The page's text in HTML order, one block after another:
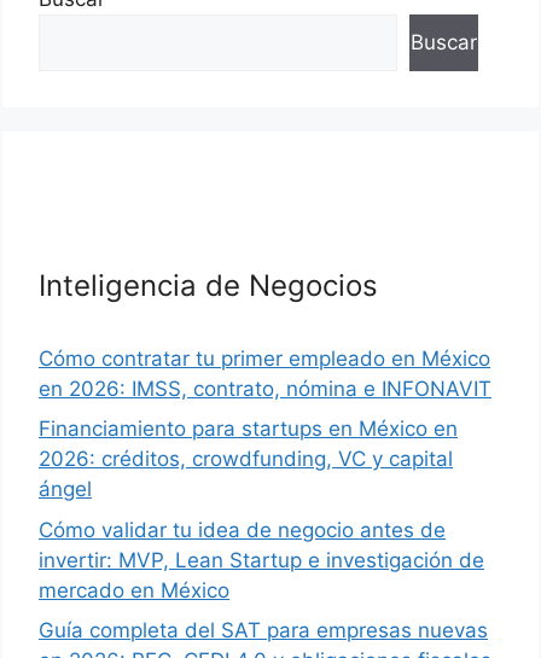
Buscar
Inteligencia de Negocios
Cómo contratar tu primer empleado en México
en 2026: IMSS, contrato, nómina e INFONAVIT
Financiamiento para startups en México en
2026: créditos, crowdfunding, VC y capital
ángel
Cómo validar tu idea de negocio antes de
invertir: MVP, Lean Startup e investigación de
mercado en México
Guía completa del SAT para empresas nuevas